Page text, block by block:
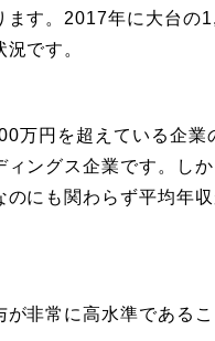
ます。2017年に大台の
です。
万円を超えている企
ィングス企業です。し
のにも関わらず平均年
非常に高水準であるこ